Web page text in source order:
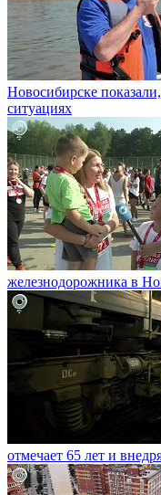
Новосибирске
ситуациях
железнодорожника в
отмечает 65 лет и